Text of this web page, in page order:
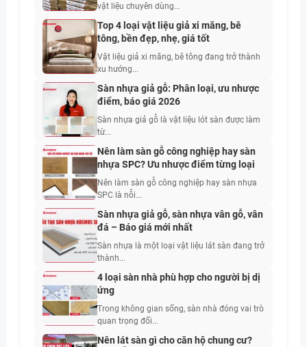
vật liệu chuyên dùng...
Top 4 loại vật liệu giả xi măng, bê
tông, bền đẹp, nhẹ, giá tốt
Vật liệu giả xi măng, bê tông đang trở thành
xu hướng...
Sàn nhựa giả gỗ: Phân loại, ưu nhược
điểm, báo giá 2026
Sàn nhựa giả gỗ là vật liệu lót sàn được làm
từ...
Nên làm sàn gỗ công nghiệp hay sàn
nhựa SPC? Ưu nhược điểm từng loại
Nên làm sàn gỗ công nghiệp hay sàn nhựa
SPC là nỗi...
Sàn nhựa giả gỗ, sàn nhựa vân gỗ, vân
đá – Báo giá mới nhất
Sàn nhựa là một loại vật liệu lát sàn đang trở
thành...
4 loại sàn nhà phù hợp cho người bị dị
ứng
Trong không gian sống, sàn nhà đóng vai trò
quan trọng đối...
Nên lát sàn gì cho căn hộ chung cư?